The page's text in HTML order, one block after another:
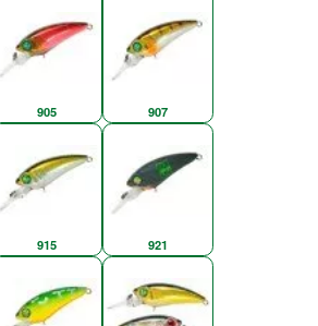
905 907
915 921